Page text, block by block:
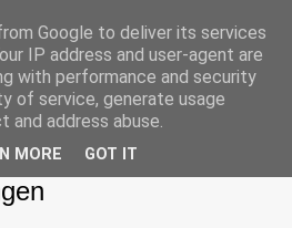
eindeutigem
keinen
Google to deliver its services
IP address and user-agent are
with performance and security
of service, generate usage
address abuse.
MORE GOT IT